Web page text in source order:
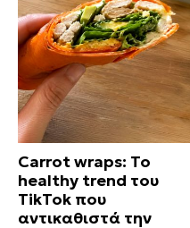
Carrot wraps: Το
healthy trend του
TikTok που
αντικαθιστά την